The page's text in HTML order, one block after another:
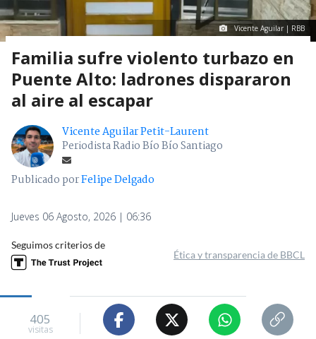
Vicente Aguilar | RBB
Familia sufre violento turbazo en
Puente Alto: ladrones dispararon
al aire al escapar
Vicente Aguilar Petit-Laurent
Periodista Radio Bío Bío Santiago
Publicado porFelipe Delgado
Jueves 06 Agosto, 2026 | 06:36
Seguimos criterios de
Ética y transparencia de BBCL
405
visitas